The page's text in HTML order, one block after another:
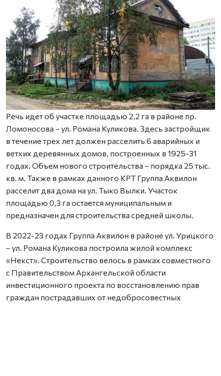
Речь идет об участке площадью 2,2 га в районе пр.
Ломоносова – ул. Романа Куликова. Здесь застройщик
в течение трех лет должен расселить 6 аварийных и
ветхих деревянных домов, построенных в 1925-31
годах. Объем нового строительства – порядка 25 тыс.
кв. м. Также в рамках данного КРТ Группа Аквилон
расселит два дома на ул. Тыко Вылки. Участок
площадью 0,3 га остается муниципальным и
предназначен для строительства средней школы.
В 2022-23 годах Группа Аквилон в районе ул. Урицкого
– ул. Романа Куликова построила жилой комплекс
«Некст». Строительство велось в рамках совместного
с Правительством Архангельской области
инвестиционного проекта по восстановлению прав
граждан пострадавших от недобросовестных